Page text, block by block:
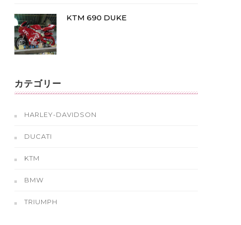
KTM 690 DUKE
カテゴリー
HARLEY-DAVIDSON
DUCATI
KTM
BMW
TRIUMPH